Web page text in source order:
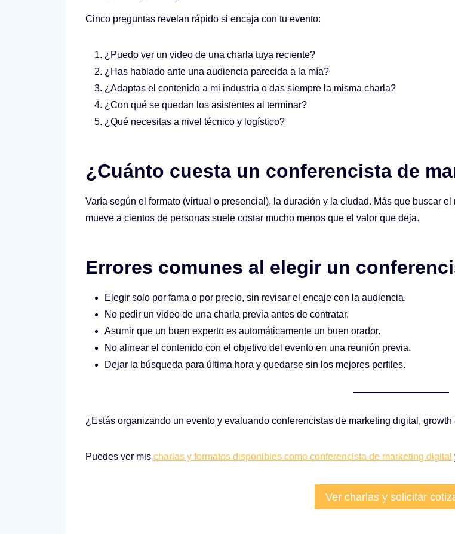
Cinco preguntas revelan rápido si encaja con tu evento:
¿Puedo ver un video de una charla tuya reciente?
¿Has hablado ante una audiencia parecida a la mía?
¿Adaptas el contenido a mi industria o das siempre la misma charla?
¿Con qué se quedan los asistentes al terminar?
¿Qué necesitas a nivel técnico y logístico?
¿Cuánto cuesta un conferencista de
Varía según el formato (virtual o presencial), la duración y la ciudad. Más que buscar
mueve a cientos de personas suele costar mucho menos que el valor que deja.
Errores comunes al elegir un
Elegir solo por fama o por precio, sin revisar el encaje con la audiencia.
No pedir un video de una charla previa antes de contratar.
Asumir que un buen experto es automáticamente un buen orador.
No alinear el contenido con el objetivo del evento en una reunión previa.
Dejar la búsqueda para última hora y quedarse sin los mejores perfiles.
¿Estás organizando un evento y evaluando conferencistas de marketing digital,
Puedes ver mis charlas y formatos disponibles como conferencista de marketing digital
Ver charlas y solicitar